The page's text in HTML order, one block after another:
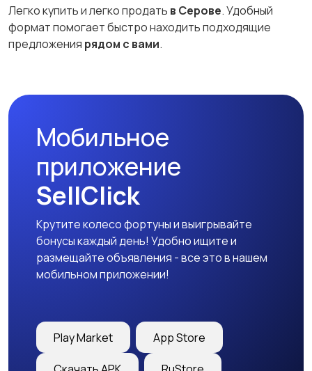
Легко купить и легко продать в Серове. Удобный
формат помогает быстро находить подходящие
предложения рядом с вами.
Мобильное
приложение
SellClick
Крутите колесо фортуны и выигрывайте
бонусы каждый день! Удобно ищите и
размещайте объявления - все это в нашем
мобильном приложении!
Play Market App Store